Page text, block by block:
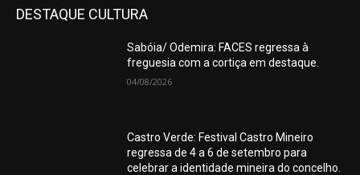
DESTAQUE CULTURA
Sabóia/ Odemira: FACES regressa à
freguesia com a cortiça em destaque.
04/08/2026
Castro Verde: Festival Castro Mineiro
regressa de 4 a 6 de setembro para
celebrar a identidade mineira do concelho.